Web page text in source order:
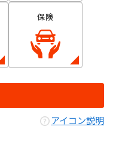
保険
アイコン説明